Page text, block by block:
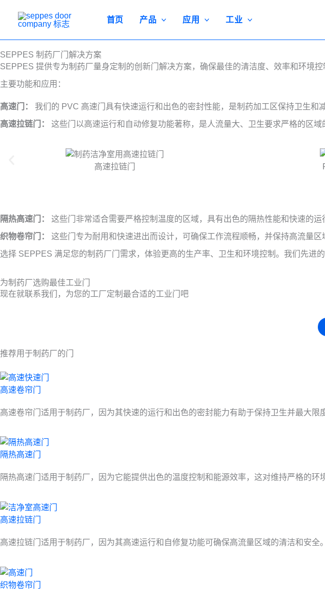
容
首页 产品 应用 工业
SEPPES 制药厂门解决方案
SEPPES 提供专为制药厂量身定制的创新门解决方案，确保最佳的清洁度、效率和环境
主要功能和应用：
高速门：
我们的 PVC 高速门具有快速运行和出色的密封性能，是制药加工区保持卫生
高速拉链门：
这些门以高速运行和自动修复功能著称，是人流量大、卫生要求严格的区
高速拉链门
隔热高速门：
这些门非常适合需要严格控制温度的区域，具有出色的隔热性能和快速的
织物卷帘门：
这些门专为耐用和快速进出而设计，可确保工作流程顺畅，并保持高流量
选择 SEPPES 满足您的制药厂门需求，体验更高的生产率、卫生和环境控制。我们先进
为制药厂选购最佳工业门
现在就联系我们，为您的工厂定制最合适的工业门吧
推荐用于制药厂的门
高速卷帘门
高速卷帘门适用于制药厂，因为其快速的运行和出色的密封能力有助于保持卫生并最大限
隔热高速门
隔热高速门适用于制药厂，因为它能提供出色的温度控制和能源效率，这对维持严格的环
高速拉链门
高速拉链门适用于制药厂，因为其高速运行和自修复功能可确保高流量区域的清洁和安全。
织物卷帘门